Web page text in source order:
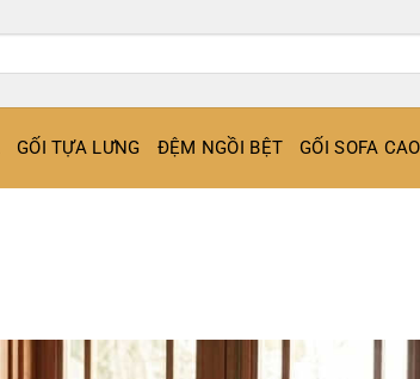
GỐI TỰA LƯNG ĐỆM NGỒI BỆT GỐI SOFA